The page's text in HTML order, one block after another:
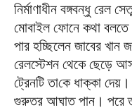
নির্মাণাধীন বঙ্গবন্ধু রেল
মোবাইল ফোনে কথা বলতে
পার হ‌চ্ছিলেন জাবের খান
রেলস্টেশন থেকে ছেড়ে
ট্রেনটি তা‌কে ধাক্কা
গুরুতর আঘাত পান। পরে